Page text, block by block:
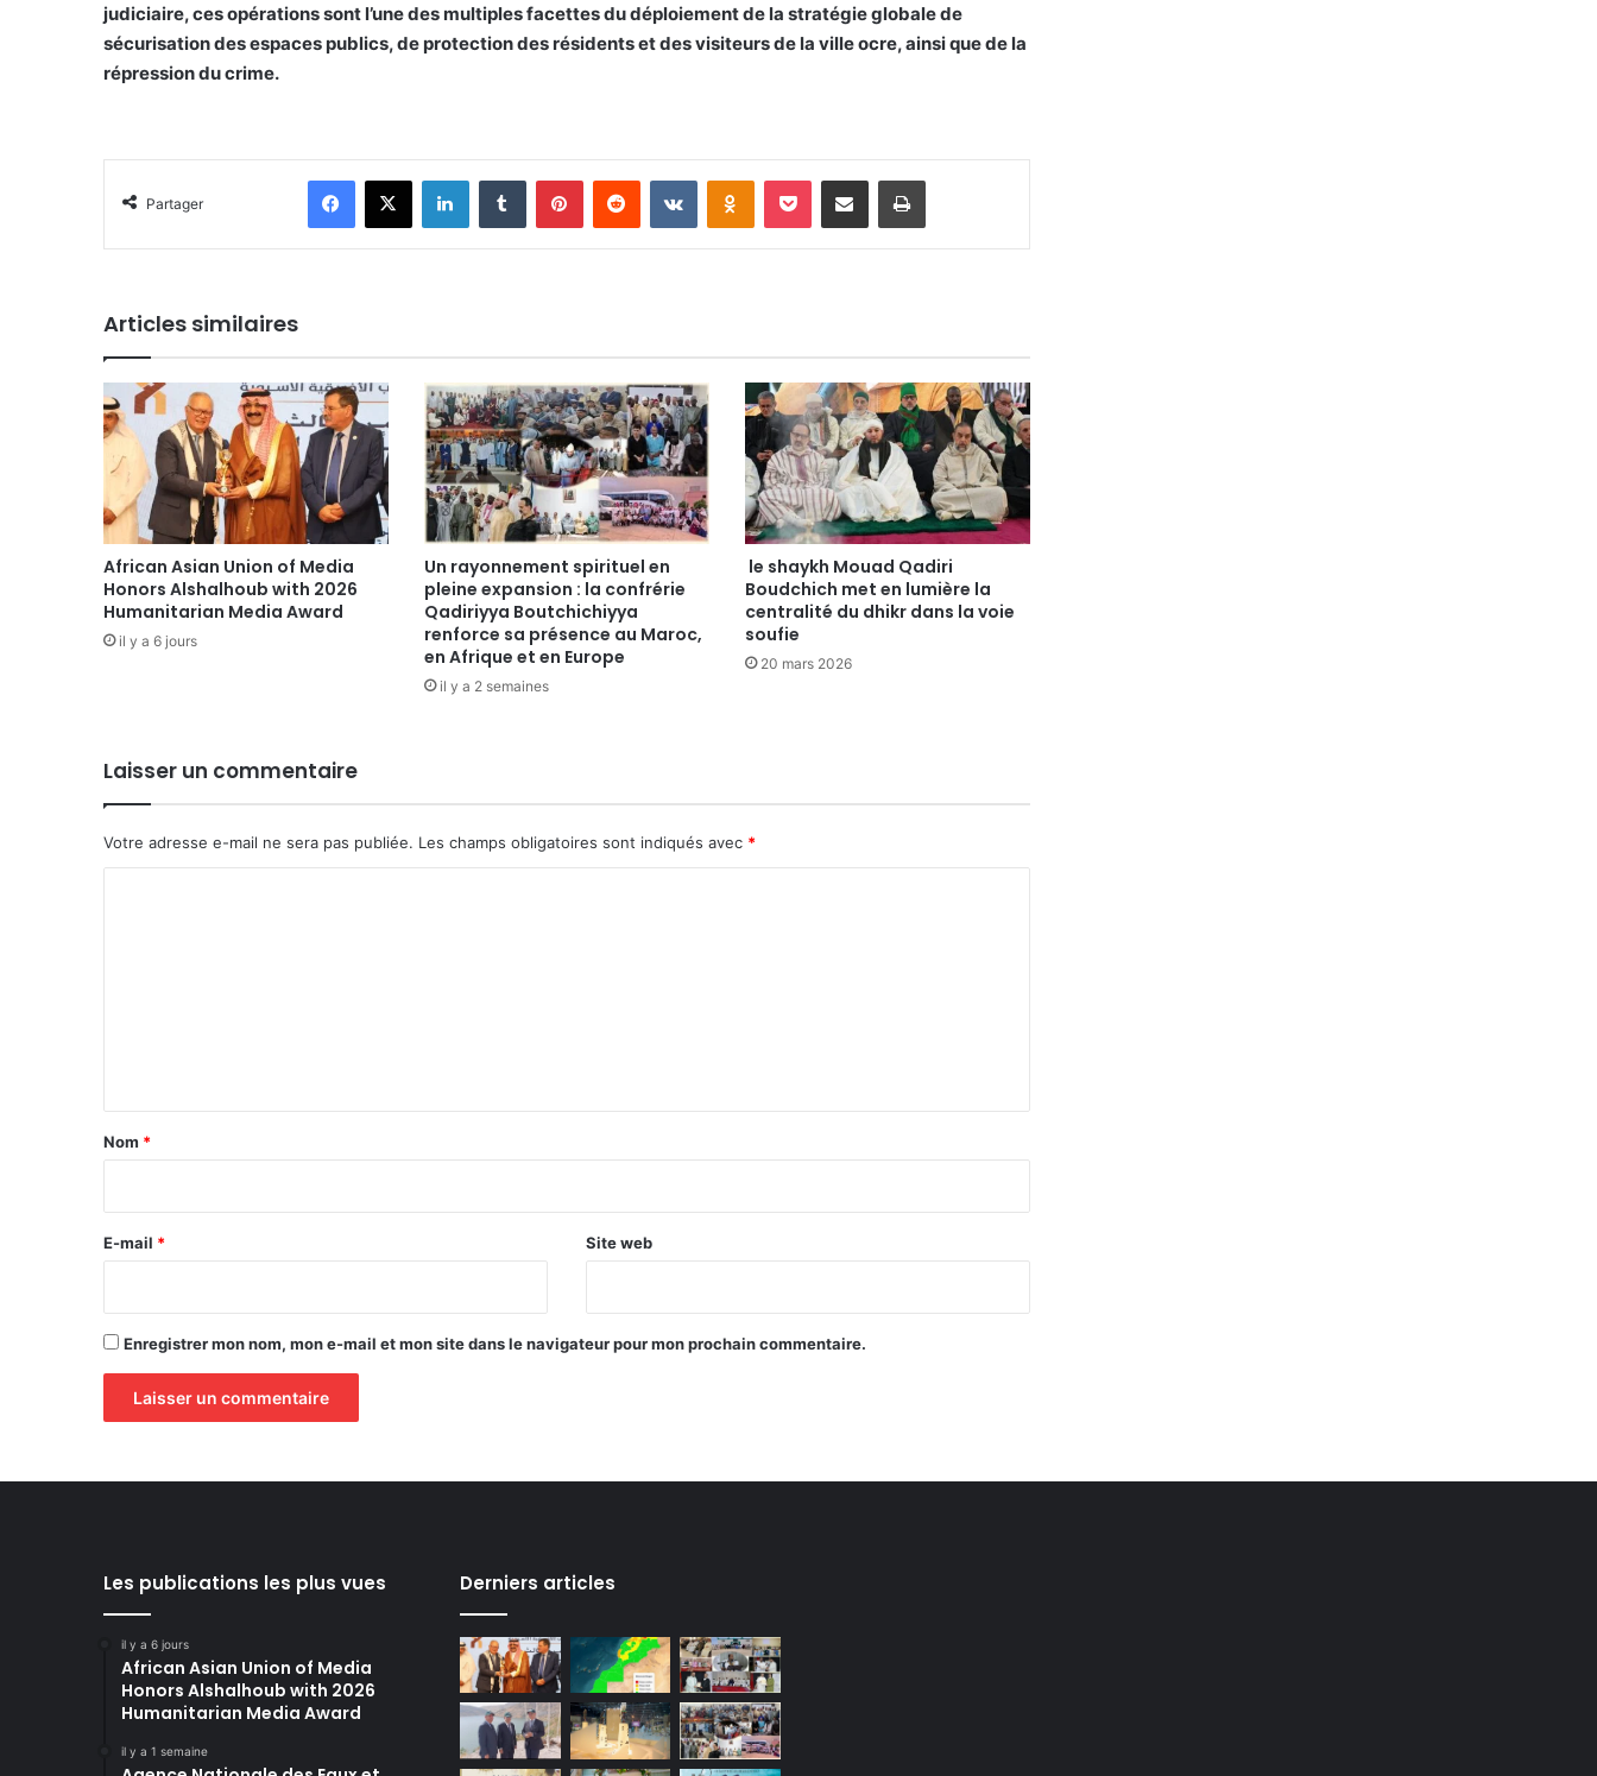
judiciaire, ces opérations sont l’une des multiples facettes du déploiement de la stratégie globale de
sécurisation des espaces publics, de protection des résidents et des visiteurs de la ville ocre, ainsi que de la
répression du crime.
Partager
Facebook X Linkedin Tumblr Pinterest Reddit VKontakte Odnoklassniki Pocket Partager par email Imprimer
Articles similaires
African Asian Union of Media
Honors Alshalhoub with 2026
Humanitarian Media Award
il y a 6 jours
Un rayonnement spirituel en
pleine expansion : la confrérie
Qadiriyya Boutchichiyya
renforce sa présence au Maroc,
en Afrique et en Europe
il y a 2 semaines
le shaykh Mouad Qadiri
Boudchich met en lumière la
centralité du dhikr dans la voie
soufie
20 mars 2026
Laisser un commentaire
Votre adresse e-mail ne sera pas publiée. Les champs obligatoires sont indiqués avec *
a
e
Nom *
E-mail * Site web
Enregistrer mon nom, mon e-mail et mon site dans le navigateur pour mon prochain commentaire.
Les publications les plus vues
il y a 6 jours
African Asian Union of Media
Honors Alshalhoub with 2026
Humanitarian Media Award
il y a 1 semaine
Derniers articles